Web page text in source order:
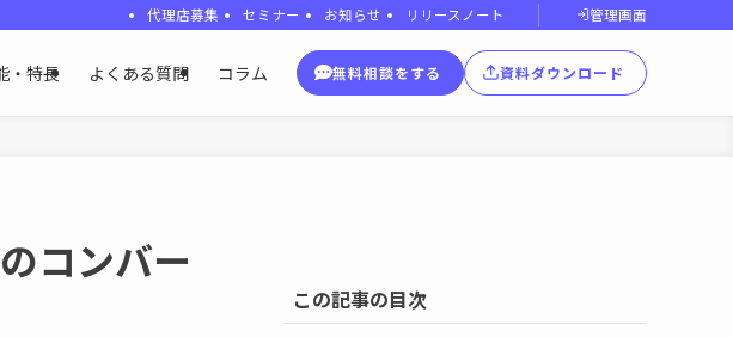
代理店募集 セミナー お知らせ リリースノート 管理画面
・特長 よくある質問 コラム 無料相談をする 資料ダウンロード
コンバー
この記事の目次